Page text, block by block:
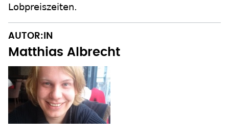
Lobpreiszeiten.
AUTOR:IN
Matthias Albrecht